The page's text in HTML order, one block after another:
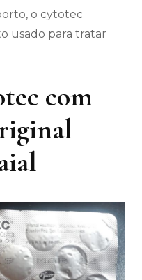
o cytotec
usado para tratar
com